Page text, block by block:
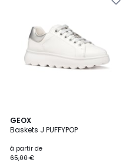
GEOX
Baskets J PUFFYPOP
à partir de
65,00 €
2
Couleurs